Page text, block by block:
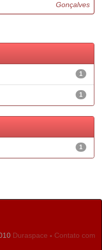
Gonçalves
1
1
1
Duraspace - Contato com